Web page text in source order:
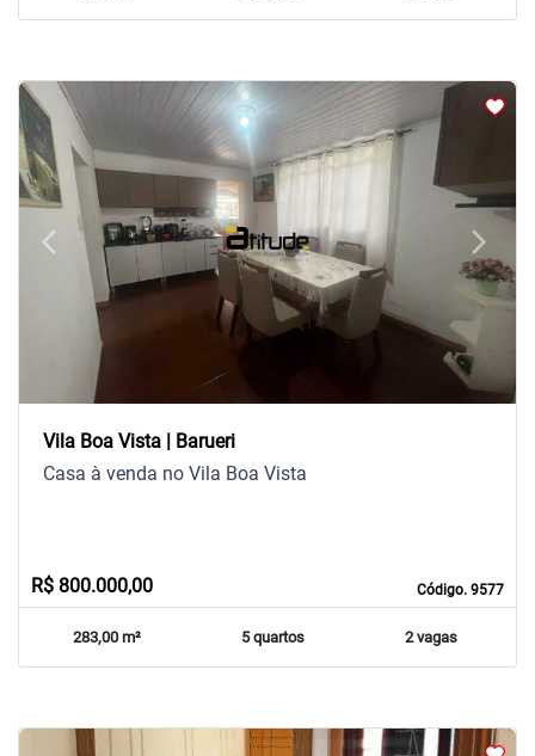
arrow_back_iosPrevious arrow_forward_iosNext
Vila Boa Vista | Barueri
Código. 9577
Casa à venda no Vila Boa Vista
R$ 800.000,00
283,00 m² 5 quartos 2 vagas